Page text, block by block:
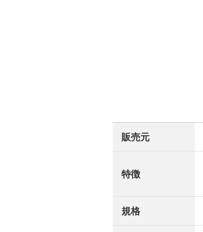
販売元
特徴
規格